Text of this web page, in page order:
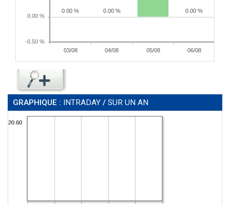
GRAPHIQUE : INTRADAY / SUR UN AN
20.60
20.60
20.60
20.60